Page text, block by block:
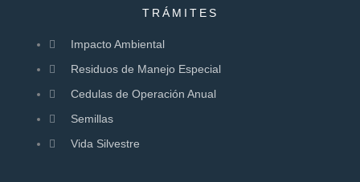
TRÁMITES
Impacto Ambiental
Residuos de Manejo Especial
Cedulas de Operación Anual
Semillas
Vida Silvestre